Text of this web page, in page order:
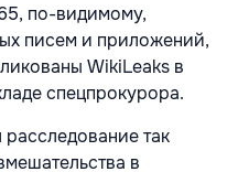
по-видимому,
писем и приложений,
WikiLeaks в
спецпрокурора.
так
в